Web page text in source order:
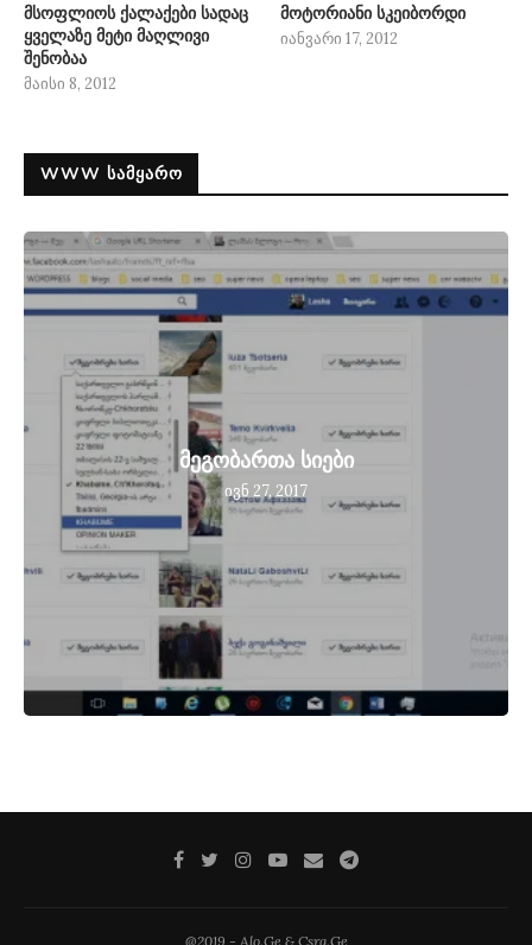
მსოფლიოს ქალაქები სადაც
ყველაზე მეტი მაღლივი
შენობაა
მაისი 8, 2012
მოტორიანი სკეიბორდი
იანვარი 17, 2012
WWW ᲡᲐᲛᲧᲐᲠᲝ
მეგობართა სიები
ივნ 27, 2017
@2019 - Alo.Ge & Csrg.Ge